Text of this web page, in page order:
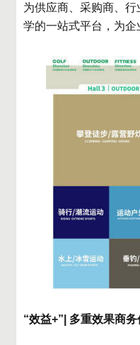
为供应商、采购商、
学的一站式平台，为企
“效益+”| 多重效果商务